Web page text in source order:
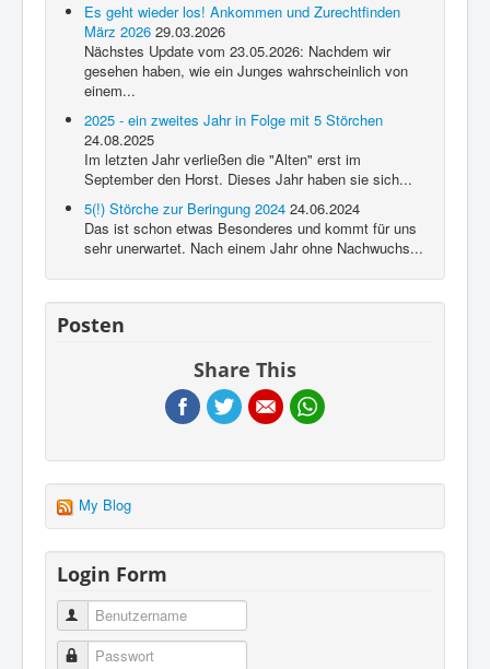
Es geht wieder los! Ankommen und Zurechtfinden
März 2026 29.03.2026
Nächstes Update vom 23.05.2026: Nachdem wir
gesehen haben, wie ein Junges wahrscheinlich von
einem...
2025 - ein zweites Jahr in Folge mit 5 Störchen
24.08.2025
Im letzten Jahr verließen die "Alten" erst im
September den Horst. Dieses Jahr haben sie sich...
5(!) Störche zur Beringung 2024 24.06.2024
Das ist schon etwas Besonderes und kommt für uns
sehr unerwartet. Nach einem Jahr ohne Nachwuchs...
Posten
Share This
My Blog
Login Form
Benutzername
Passwort